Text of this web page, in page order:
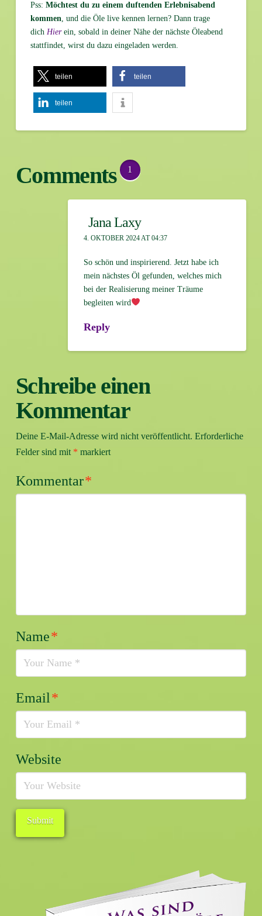
Pss: Möchtest du zu einem duftenden Erlebnisabend
kommen, und die Öle live kennen lernen? Dann trage
dich Hierein, sobald in deiner Nähe der nächste Öleabend
stattfindet, wirst du dazu eingeladen werden.
teilen teilen
teilen
Comments 1
Jana Laxy
4. OKTOBER 2024 AT 04:37
So schön und inspirierend. Jetzt habe ich
mein nächstes Öl gefunden, welches mich
bei der Realisierung meiner Träume
begleiten wird
Reply
Schreibe einen
Kommentar
Deine E-Mail-Adresse wird nicht veröffentlicht. Erforderliche
Felder sind mit * markiert
Kommentar*
Name*
Email*
Website